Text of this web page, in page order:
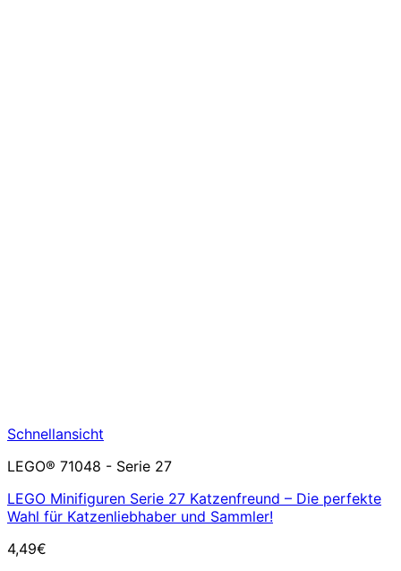
Schnellansicht
LEGO® 71048 - Serie 27
LEGO Minifiguren Serie 27 Katzenfreund – Die perfekte
Wahl für Katzenliebhaber und Sammler!
4,49€